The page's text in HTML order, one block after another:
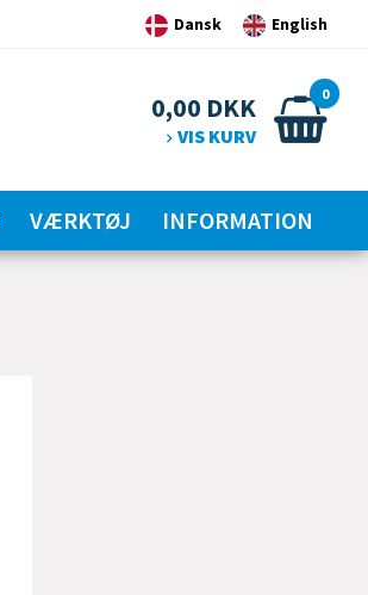
Dansk English
0
0,00 DKK
VIS KURV
VÆRKTØJ INFORMATION